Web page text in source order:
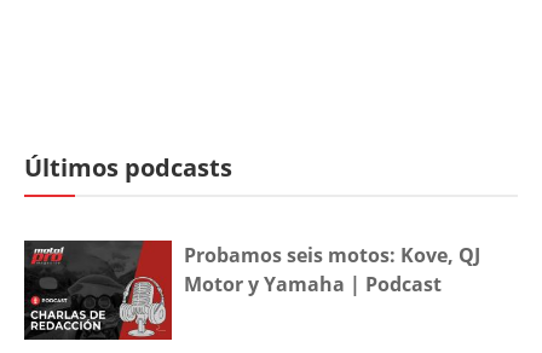
Últimos podcasts
Probamos seis motos: Kove, QJ
Motor y Yamaha | Podcast